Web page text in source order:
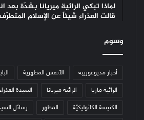
لماذا تبكي الرائية ميريانا بشدّة بعد
قالت العذراء شيئاً عن الإسلام
وسوم
أخبار مديوغورييه الأنفس المطهرية
الرائية ماريا الرائية ميريانا السيدة العذراء
الكنيسة الكاثوليكيّة المطهر رسائل